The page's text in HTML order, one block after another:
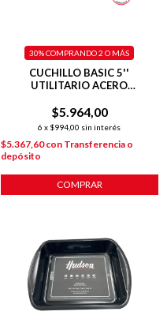
CUCHILLO BASIC 5''
UTILITARIO ACERO
$5.964,00
6 x $994,00 sin interés
30%COMPRANDO 2 O MÁS
$5.367,60con Transferencia o
depósito
COMPRAR